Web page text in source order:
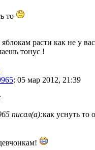
то
расти как не у
тонус !
: 05 мар 2012, 21:39
писал(а):как уснуть то